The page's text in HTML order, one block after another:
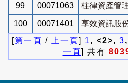
99 00071063 柱律資產管
100 00071401
享效資訊股
[第一頁 / 上一頁] 1 , <2>, 3,
一頁] 共有